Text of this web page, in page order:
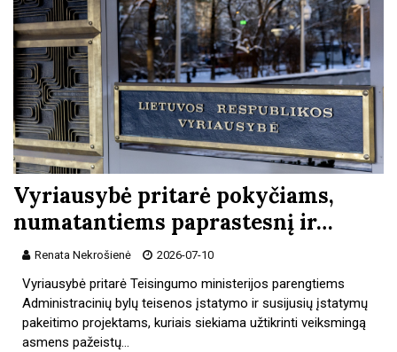
Vyriausybė pritarė pokyčiams,
numatantiems paprastesnį ir…
Renata Nekrošienė 2026-07-10
Vyriausybė pritarė Teisingumo ministerijos parengtiems
Administracinių bylų teisenos įstatymo ir susijusių įstatymų
pakeitimo projektams, kuriais siekiama užtikrinti veiksmingą
asmens pažeistų…